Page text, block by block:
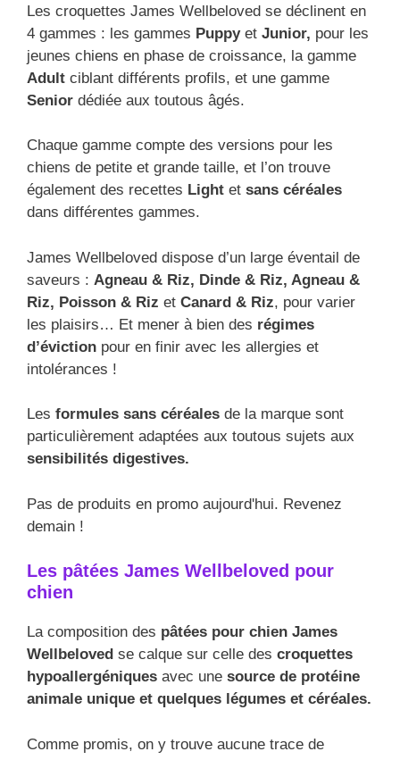
Les croquettes James Wellbeloved se déclinent en
4 gammes : les gammes Puppy et Junior, pour les
jeunes chiens en phase de croissance, la gamme
Adult ciblant différents profils, et une gamme
Senior dédiée aux toutous âgés.
Chaque gamme compte des versions pour les
chiens de petite et grande taille, et l’on trouve
également des recettes Light et sans céréales
dans différentes gammes.
James Wellbeloved dispose d’un large éventail de
saveurs : Agneau & Riz, Dinde & Riz, Agneau &
Riz, Poisson & Riz et Canard & Riz, pour varier
les plaisirs… Et mener à bien des régimes
d’éviction pour en finir avec les allergies et
intolérances !
Les formules sans céréales de la marque sont
particulièrement adaptées aux toutous sujets aux
sensibilités digestives.
Pas de produits en promo aujourd'hui. Revenez
demain !
Les pâtées James Wellbeloved pour
chien
La composition des pâtées pour chien James
Wellbeloved se calque sur celle des croquettes
hypoallergéniques avec une source de protéine
animale unique et quelques légumes et céréales.
Comme promis, on y trouve aucune trace de